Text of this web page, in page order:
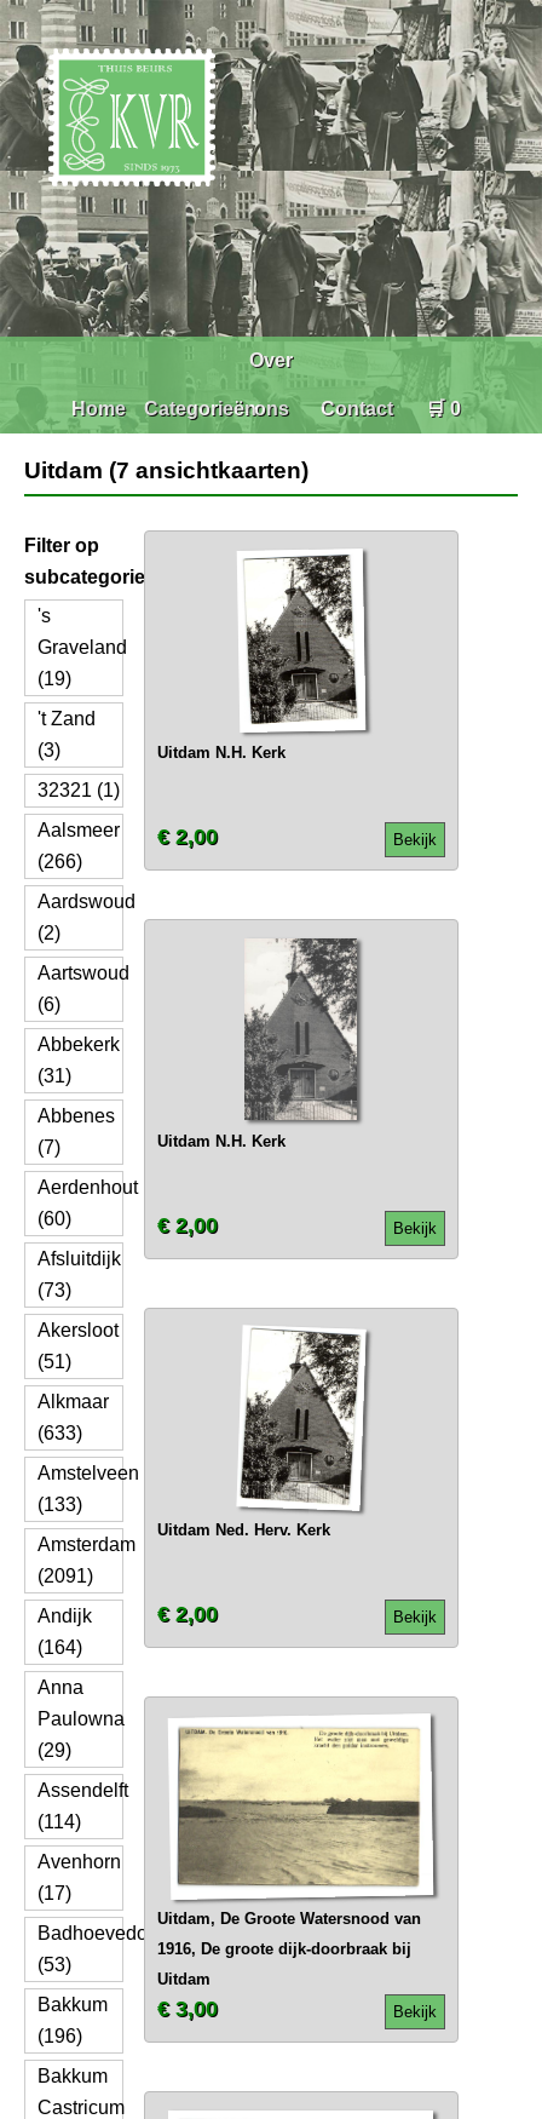
Home Categorieën
Over
ons Contact 🛒 0
Uitdam (7 ansichtkaarten)
Filter op
subcategorie
's
Graveland
(19)
't Zand
(3)
32321 (1)
Aalsmeer
(266)
Aardswoud
(2)
Aartswoud
(6)
Abbekerk
(31)
Abbenes
(7)
Aerdenhout
(60)
Afsluitdijk
(73)
Akersloot
(51)
Alkmaar
(633)
Amstelveen
(133)
Amsterdam
(2091)
Andijk
(164)
Anna
Paulowna
(29)
Assendelft
(114)
Avenhorn
(17)
Badhoevedorp
(53)
Bakkum
(196)
Bakkum
Castricum
Uitdam N.H. Kerk
Bekijk
€ 2,00
Uitdam N.H. Kerk
Bekijk
€ 2,00
Uitdam Ned. Herv. Kerk
Bekijk
€ 2,00
Uitdam, De Groote Watersnood van
1916, De groote dijk-doorbraak bij
Uitdam
Bekijk
€ 3,00